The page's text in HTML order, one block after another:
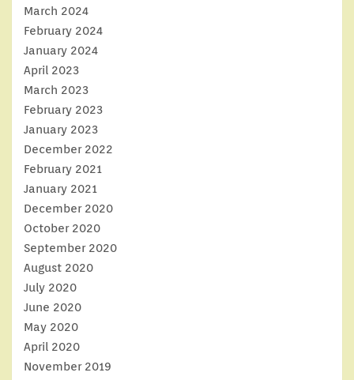
March 2024
February 2024
January 2024
April 2023
March 2023
February 2023
January 2023
December 2022
February 2021
January 2021
December 2020
October 2020
September 2020
August 2020
July 2020
June 2020
May 2020
April 2020
November 2019